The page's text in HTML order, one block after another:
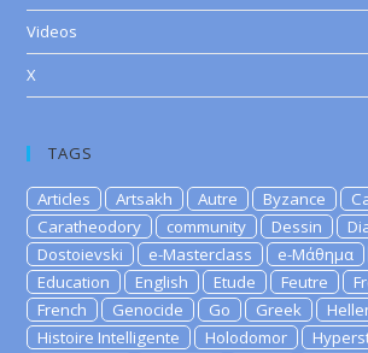
Videos
X
TAGS
Articles Artsakh Autre Byzance
Caratheodory
community Dessin
Dostoievski
e-Masterclass e-Μάθημα
Education
English Etude Feutre
French
Genocide Go Greek
Histoire Intelligente
Holodomor